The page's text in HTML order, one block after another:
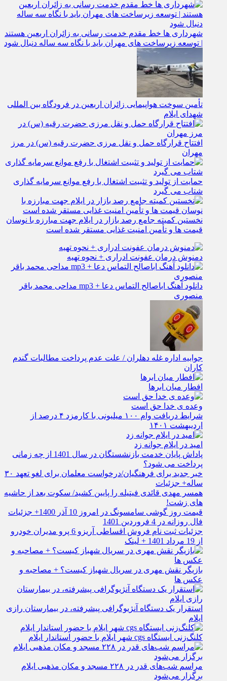
شهرداری‌ ها خط مقدم خدمت ‌رسانی به زائران اربعین هستند
| توسعه زیرساخت ‌های مهران باید با نگاه سه‌ ساله دنبال شود
تأمین سوخت هواپیمایی زائران اربعین در فرودگاه بین المللی
شهدای ایلام
افتتاح قرارگاه حمل‌ و نقل مرزی حضرت رقیه (س) در مرز
مهران
حمایت از تولید و تثبیت اشتغال با رفع موانع سرمایه‌ گذاری
شتاب می‌ گیرد
نخستین کمیته جامع رصد بازار در ایلام جهت مبارزه با نوسان
قیمت‌ ها و تأمین امنیت غذایی مستقر شده است
دمنوش درمان عفونت ادراری + نحوه تهیه
دانلود آهنگ اباصالح التماس دعا + mp3 مداحی محمد باقر
منصوری
جوابیه اداره غله دهلران / علت عدم پرداخت مطالبات گندم
کاران
افطار میان ابرها
وعده ی خدا حق است
شرایط دریافت وام ۱۰۰ میلیونی با کارمزد ۴ درصد از
اردیبهشت ۱۴۰۱
امید در ایلام جوانه زد
پاداش پایان خدمت بازنشستگان در سال 1401 از چه زمانی
پرداخت می شود؟
خبر جدید برای فرهنگیان/درخواست معلمان برای لغو تعهد ۳۰
ساله+ جزئیات
همسر مهدی قائدی فیتیله را پایین کشید/ سکوت بعد از حاشیه
های زشت!
قیمت روز گوشی سامسونگ در امروز 10 آذر 1400+ جزئیات
فال روزانه در 4 فروردین 1401
جزئیات ثبت نام فروش اقساطی آریزو 6 پرو مدیران خودرو
از 19 مرداد 1401 + لینک
بازیگر نقش مهری در سریال شهباز کیست؟ + مصاحبه و
عکس ها
استقرار یک دستگاه آنژیوگرافی پیشرفته، در بیمارستان رازی
ایلام
کلنگ‌زنی ایستگاه cgs شهر ایلام با حضور استاندار ایلام
مراسم شب‌های قدر در ۲۲۸ مسجد و مکان مذهبی ایلام
برگزار می‌شود